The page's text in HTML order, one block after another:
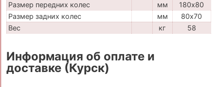
Размер передних колес
мм
180х80
Размер задних колес
мм
80х70
Вес
кг 58
Информация об оплате и
доставке (Курск)